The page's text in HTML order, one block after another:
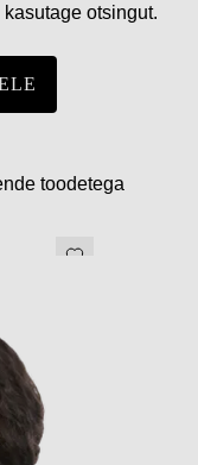
otsingut.
toodetega